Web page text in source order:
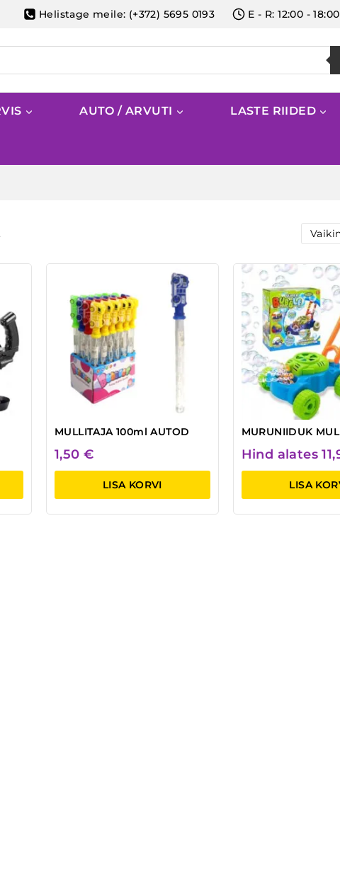
Helistage meile: (+372) 5695 0193 E - R: 12:00 - 18:00
AUTO / ARVUTI LASTE RIIDED
MULLITAJA 100ml AUTOD
1,50 €
LISA KORVI
MURUNIIDUK
Hind alates
LISA